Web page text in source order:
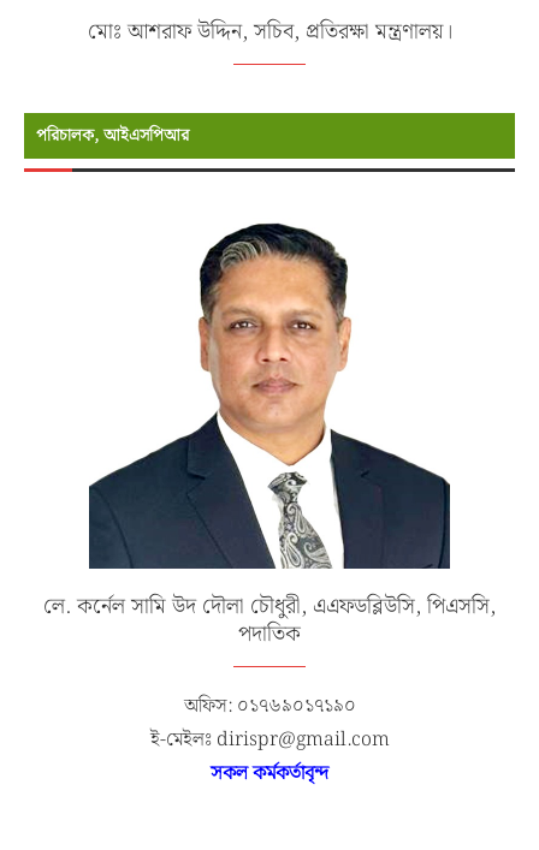
মোঃ আশরাফ উদ্দিন, সচিব, প্রতিরক্ষা মন্ত্রণালয়।
পরিচালক, আইএসপিআর
লে. কর্নেল সামি উদ দৌলা চৌধুরী, এএফডব্লিউসি, পিএসসি,
পদাতিক
অফিস: ০১৭৬৯০১৭১৯০
ই-মেইলঃ dirispr@gmail.com
সকল কর্মকর্তাবৃন্দ